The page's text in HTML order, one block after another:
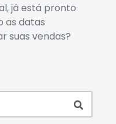
já está pronto
as datas
suas vendas?